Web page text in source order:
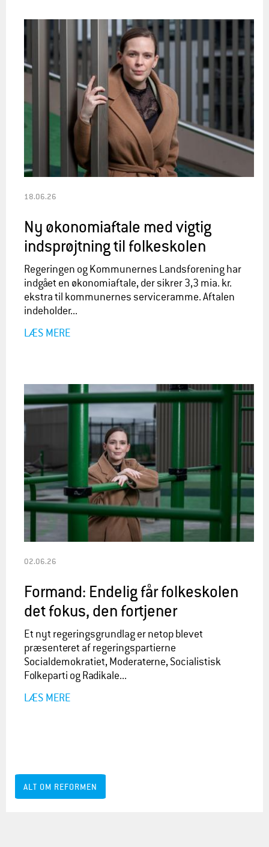
18.06.26
Ny økonomiaftale med vigtig
indsprøjtning til folkeskolen
Regeringen og Kommunernes Landsforening har
indgået en økonomiaftale, der sikrer 3,3 mia. kr.
ekstra til kommunernes serviceramme. Aftalen
indeholder...
LÆS MERE
02.06.26
Formand: Endelig får folkeskolen
det fokus, den fortjener
Et nyt regeringsgrundlag er netop blevet
præsenteret af regeringspartierne
Socialdemokratiet, Moderaterne, Socialistisk
Folkeparti og Radikale...
LÆS MERE
ALT OM REFORMEN